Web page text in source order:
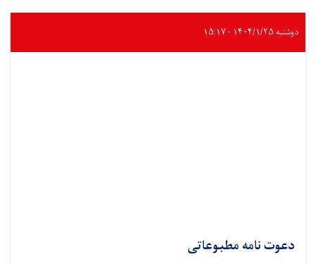
دوشنبه ۱۴۰۴/۱/۲۵ - ۱۵:۱۷
دعوت نامه مطبوعاتی